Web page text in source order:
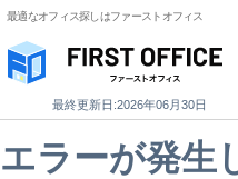
最適なオフィス探しはファーストオフィス
最終更新日:2026年06月30日
エラーが発生